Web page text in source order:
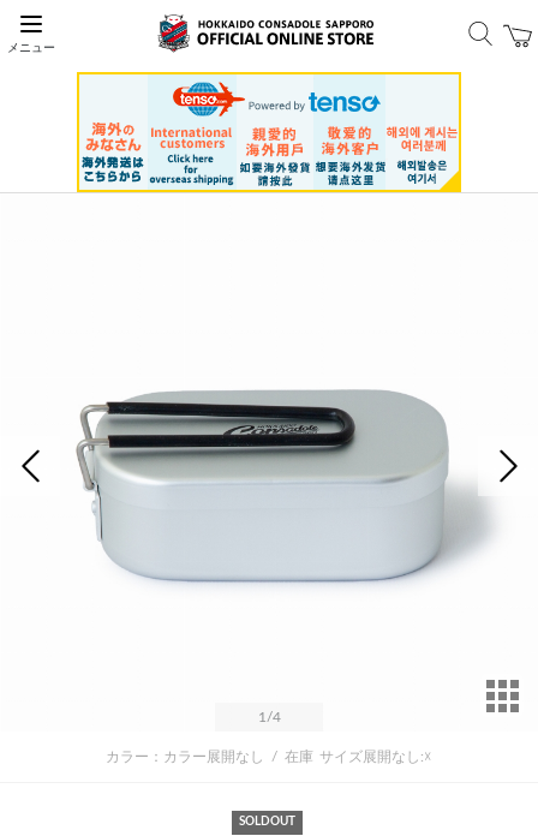
メニュー
前の画像
1 /4
カラー：カラー展開なし / 在庫 サイズ展開なし:☓
SOLDOUT